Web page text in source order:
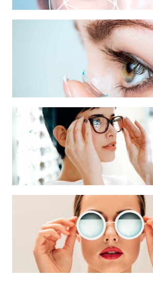
LENTES DE CONTACTO
LENTES OFTÁLMICAS
ARMAÇÕES E ÓCULOS DE